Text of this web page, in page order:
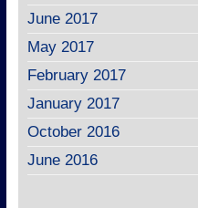
June 2017
May 2017
February 2017
January 2017
October 2016
June 2016